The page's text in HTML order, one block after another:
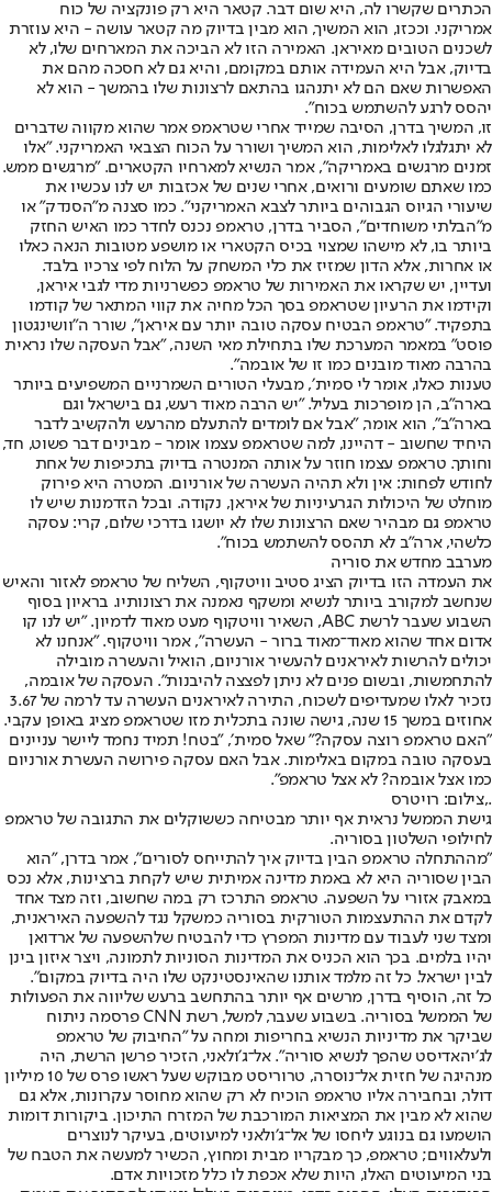
הכתרים שקשרו לה, היא שום דבר. קטאר היא רק פונקציה של כוח
אמריקני. וככזו, הוא המשיך, הוא מבין בדיוק מה קטאר עושה - היא עוזרת
לשכנים הטובים מאיראן. האמירה הזו לא הביכה את המארחים שלו, לא
בדיוק, אבל היא העמידה אותם במקומם, והיא גם לא חסכה מהם את
האפשרות שאם הם לא יתנהגו בהתאם לרצונות שלו בהמשך - הוא לא
יהסס לרגע להשתמש בכוח".
זו, המשיך בדרן, הסיבה שמייד אחרי שטראמפ אמר שהוא מקווה שדברים
לא יתגלגלו לאלימות, הוא המשיך ושורר על הכוח הצבאי האמריקני. ״אלו
זמנים מרגשים באמריקה״, אמר הנשיא למארחיו הקטארים. ״מרגשים ממש.
כמו שאתם שומעים ורואים, אחרי שנים של אכזבות יש לנו עכשיו את
שיעורי הגיוס הגבוהים ביותר לצבא האמריקני״. כמו סצנה מ"הסנדק" או
מ"הבלתי משוחדים", הסביר בדרן, טראמפ נכנס לחדר כמו האיש החזק
ביותר בו, לא מישהו שמצוי בכיס הקטארי או מושפע מטובות הנאה כאלו
או אחרות, אלא הדון שמזיז את כלי המשחק על הלוח לפי צרכיו בלבד.
ועדיין, יש שקראו את האמירות של טראמפ כפשרניות מדי לגבי איראן,
וקידמו את הרעיון שטראמפ בסך הכל מחיה את קווי המתאר של קודמו
בתפקיד. ״טראמפ הבטיח עסקה טובה יותר עם איראן״, שורר ה"וושינגטון
פוסט" במאמר המערכת שלו בתחילת מאי השנה, ״אבל העסקה שלו נראית
בהרבה מאוד מובנים כמו זו של אובמה״.
טענות כאלו, אומר לי סמית׳, מבעלי הטורים השמרניים המשפיעים ביותר
בארה״ב, הן מופרכות בעליל. ״יש הרבה מאוד רעש, גם בישראל וגם
בארה״ב״, הוא אומר, ״אבל אם לומדים להתעלם מהרעש ולהקשיב לדבר
היחיד שחשוב - דהיינו, למה שטראמפ עצמו אומר - מבינים דבר פשוט, חד,
וחותך. טראמפ עצמו חוזר על אותה המנטרה בדיוק בתכיפות של אחת
לחודש לפחות: אין ולא תהיה העשרה של אורניום. המטרה היא פירוק
מוחלט של היכולות הגרעיניות של איראן, נקודה. ובכל הזדמנות שיש לו
טראמפ גם מבהיר שאם הרצונות שלו לא יושגו בדרכי שלום, קרי: עסקה
כלשהי, ארה״ב לא תהסס להשתמש בכוח״.
מערבב מחדש את סוריה
את העמדה הזו בדיוק הציג סטיב וויטקוף, השליח של טראמפ לאזור והאיש
שנחשב למקורב ביותר לנשיא ומשקף נאמנה את רצונותיו. בראיון בסוף
השבוע שעבר לרשת ABC, השאיר וויטקוף מעט מאוד לדמיון. ״יש לנו קו
אדום אחד שהוא מאוד־מאוד ברור - העשרה״, אמר וויטקוף. ״אנחנו לא
יכולים להרשות לאיראנים להעשיר אורניום, הואיל והעשרה מובילה
להתחמשות, ובשום פנים לא ניתן לפצצה להיבנות". העסקה של אובמה,
נזכיר לאלו שמעדיפים לשכוח, התירה לאיראנים העשרה עד לרמה של 3.67
אחוזים במשך 15 שנה, גישה שונה בתכלית מזו שטראמפ מציג באופן עקבי.
״האם טראמפ רוצה עסקה?״ שאל סמית׳, ״בטח! תמיד נחמד ליישר עניינים
בעסקה טובה במקום באלימות. אבל האם עסקה פירושה העשרת אורניום
כמו אצל אובמה? לא אצל טראמפ״.
.,צילום: רויטרס
גישת הממשל נראית אף יותר מבטיחה כששוקלים את התגובה של טראמפ
לחילופי השלטון בסוריה.
״מההתחלה טראמפ הבין בדיוק איך להתייחס לסורים״, אמר בדרן, ״הוא
הבין שסוריה היא לא באמת מדינה אמיתית שיש לקחת ברצינות, אלא נכס
במאבק אזורי על השפעה. טראמפ התרכז רק במה שחשוב, וזה מצד אחד
לקדם את ההתעצמות הטורקית בסוריה כמשקל נגד להשפעה האיראנית,
ומצד שני לעבוד עם מדינות המפרץ כדי להבטיח שלהשפעה של ארדואן
יהיו בלמים. בכך הוא הכניס את המדינות הסוניות לתמונה, ויצר איזון בינן
לבין ישראל. כל זה מלמד אותנו שהאינסטינקט שלו היה בדיוק במקום״.
כל זה, הוסיף בדרן, מרשים אף יותר בהתחשב ברעש שליווה את הפעולות
של הממשל בסוריה. בשבוע שעבר, למשל, רשת CNN פרסמה ניתוח
שביקר את מדיניות הנשיא בחריפות ומחה על ״החיבוק של טראמפ
לג׳יהאדיסט שהפך לנשיא סוריה״. אל־ג׳ולאני, הזכיר פרשן הרשת, היה
מנהיגה של חזית אל־נוסרה, טרוריסט מבוקש שעל ראשו פרס של 10 מיליון
דולר, ובחבירה אליו טראמפ הוכיח לא רק שהוא מחוסר עקרונות, אלא גם
שהוא לא מבין את המציאות המורכבת של המזרח התיכון. ביקורות דומות
הושמעו גם בנוגע ליחסו של אל־ג׳ולאני למיעוטים, בעיקר לנוצרים
ולעלאווים; טראמפ, כך מבקריו מבית ומחוץ, הכשיר למעשה את הטבח של
בני המיעוטים האלו, היות שלא אכפת לו כלל מזכויות אדם.